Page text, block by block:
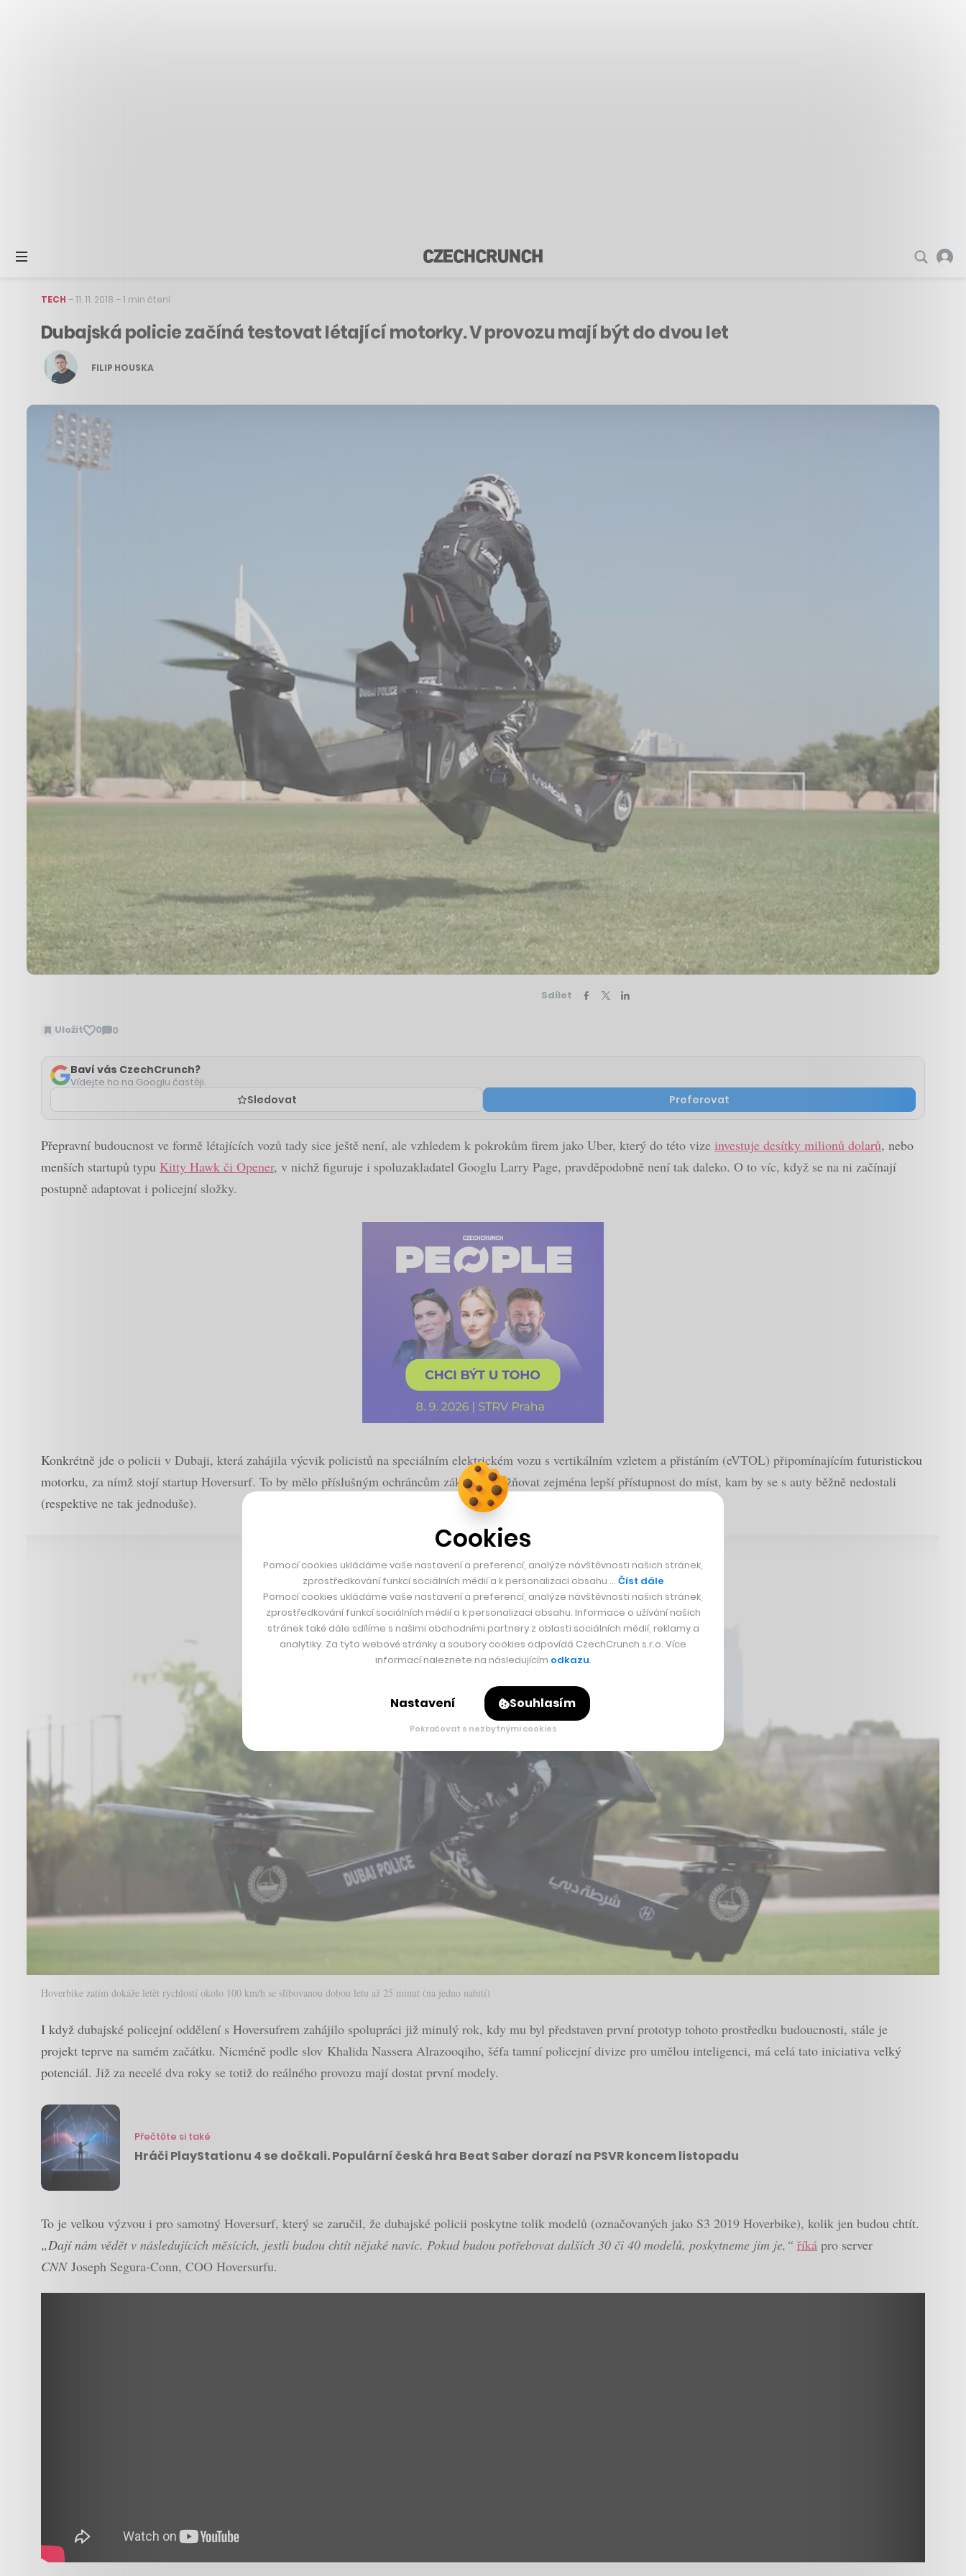
TECH –11. 11. 2018 –1 min čtení
Dubajská policie začíná testovat létající motorky. V provozu mají být do dvou let
FILIP HOUSKA
Sdílet
Uložit 0 0
Zobrazit
Baví vás CzechCrunch?
Vídejte ho na Googlu častěji.
Sledovat Preferovat
Přepravní budoucnost ve formě létajících vozů tady sice ještě není, ale vzhledem k pokrokům firem jako Uber, který do této vize investuje desítky milionů dolarů, nebo
menších startupů typu Kitty Hawk či Opener, v nichž figuruje i spoluzakladatel Googlu Larry Page, pravděpodobně není tak daleko. O to víc, když se na ni začínají
postupně adaptovat i policejní složky.
Konkrétně jde o policii v Dubaji, která zahájila výcvik policistů na speciálním elektrickém vozu s vertikálním vzletem a přistáním (eVTOL) připomínajícím futuristickou
motorku, za nímž stojí startup Hoversurf. To by mělo příslušným ochráncům zákona umožňovat zejména lepší přístupnost do míst, kam by se s auty běžně nedostali
(respektive ne tak jednoduše).
Hoverbike zatím dokáže letět rychlostí okolo 100 km/h se slibovanou dobou letu až 25 minut (na jedno nabití)
I když dubajské policejní oddělení s Hoversufrem zahájilo spolupráci již minulý rok, kdy mu byl představen první prototyp tohoto prostředku budoucnosti, stále je
projekt teprve na samém začátku. Nicméně podle slov Khalida Nassera Alrazooqiho, šéfa tamní policejní divize pro umělou inteligenci, má celá tato iniciativa velký
potenciál. Již za necelé dva roky se totiž do reálného provozu mají dostat první modely.
Přečtěte si také
Hráči PlayStationu 4 se dočkali. Populární česká hra Beat Saber dorazí na PSVR koncem listopadu
To je velkou výzvou i pro samotný Hoversurf, který se zaručil, že dubajské policii poskytne tolik modelů (označovaných jako S3 2019 Hoverbike), kolik jen budou chtít.
„Dají nám vědět v následujících měsících, jestli budou chtít nějaké navíc. Pokud budou potřebovat dalších 30 či 40 modelů, poskytneme jim je,“ říká pro server
CNNJoseph Segura-Conn, COO Hoversurfu.
Cookies
Pomocí cookies ukládáme vaše nastavení a preferencí, analýze návštěvnosti našich stránek,
zprostředkování funkcí sociálních médií a k personalizaci obsahu … Číst dále
Pomocí cookies ukládáme vaše nastavení a preferencí, analýze návštěvnosti našich stránek,
zprostředkování funkcí sociálních médií a k personalizaci obsahu. Informace o užívání našich
stránek také dále sdílíme s našimi obchodními partnery z oblasti sociálních médií, reklamy a
analytiky. Za tyto webové stránky a soubory cookies odpovídá CzechCrunch s.r.o. Více
informací naleznete na následujícím odkazu.
Nastavení Souhlasím
Pokračovat s nezbytnými cookies